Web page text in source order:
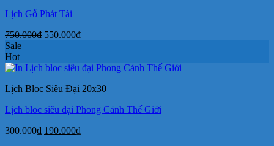
Lịch Gỗ Phát Tài
750.000₫ Giá
750.000₫.
550.000₫Giá
là:
Sale
Hot
Lịch Bloc Siêu Đại 20x30
Lịch bloc siêu đại Phong Cảnh Thế Giới
300.000₫ Giá
190.000₫Giá